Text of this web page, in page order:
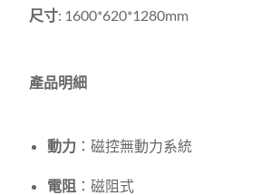
尺寸: 1600*620*1280mm
產品明細
動力 ：磁控無動力系統
電阻 ：磁阻式